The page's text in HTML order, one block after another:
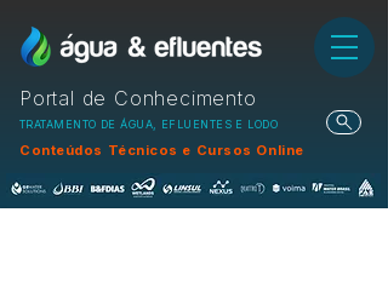
Portal de Conhecimento
TRATAMENTO DE ÁGUA, EFLUENTES E LODO
Conteúdos Técnicos e Cursos Online